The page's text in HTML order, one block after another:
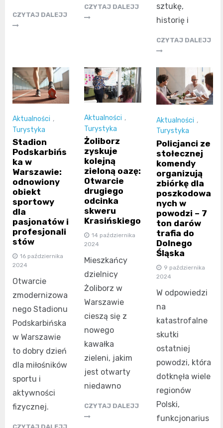
CZYTAJ DALEJJ
CZYTAJ DALEJJ
sztukę,
historię i
CZYTAJ DALEJJ
Aktualności ,
Turystyka
Stadion
Podskarbińs
ka w
Warszawie:
odnowiony
obiekt
sportowy
dla
pasjonatów i
profesjonali
stów
16 października
2024
Otwarcie
zmodernizowa
nego Stadionu
Podskarbińska
w Warszawie
to dobry dzień
dla miłośników
sportu i
aktywności
fizycznej.
Aktualności ,
Turystyka
Żoliborz
zyskuje
kolejną
zieloną oazę:
Otwarcie
drugiego
odcinka
skweru
Krasińskiego
14 października
2024
Mieszkańcy
dzielnicy
Żoliborz w
Warszawie
cieszą się z
nowego
kawałka
zieleni, jakim
jest otwarty
niedawno
CZYTAJ DALEJJ
Aktualności ,
Turystyka
Policjanci ze
stołecznej
komendy
organizują
zbiórkę dla
poszkodowa
nych w
powodzi – 7
ton darów
trafia do
Dolnego
Śląska
9 października
2024
W odpowiedzi
na
katastrofalne
skutki
ostatniej
powodzi, która
dotknęła wiele
regionów
Polski,
funkcjonarius